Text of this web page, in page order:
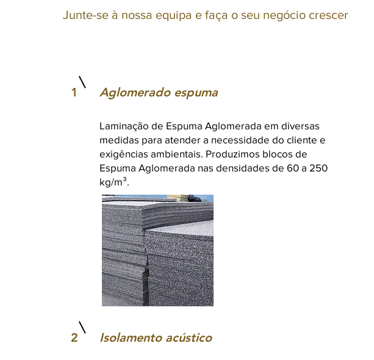
Junte-se à nossa equipa e faça o seu negócio crescer
1 Aglomerado espuma
Laminação de Espuma Aglomerada em diversas
medidas para atender a necessidade do cliente e
exigências ambientais. Produzimos blocos de
Espuma Aglomerada nas densidades de 60 a 250
kg/m³.
2 Isolamento acústico